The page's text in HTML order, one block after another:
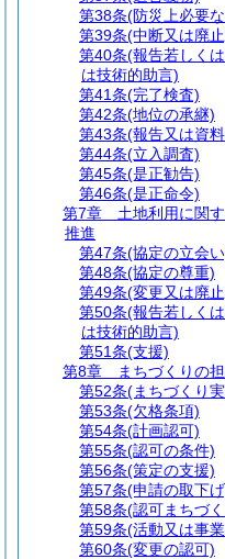
第38条(防災上必要
第39条(中断又は廃
第40条(報告若しく
は技術的助言)
第41条(完了検査)
第42条(地位の承継)
第43条(報告又は資
第44条(立入調査)
第45条(是正勧告)
第46条(是正命令)
第7章
土地利用に関
推進
第47条(協定の立会
第48条(協定の尊重)
第49条(変更又は廃
第50条(報告若しく
は技術的助言)
第51条(支援)
第8章
まちづくりの
第52条(まちづくり
第53条(欠格条項)
第54条(計画認可)
第55条(認可の条件)
第56条(策定の支援)
第57条(申請の取下
第58条(認可まちづ
第59条(活動又は事
第60条(変更の認可)